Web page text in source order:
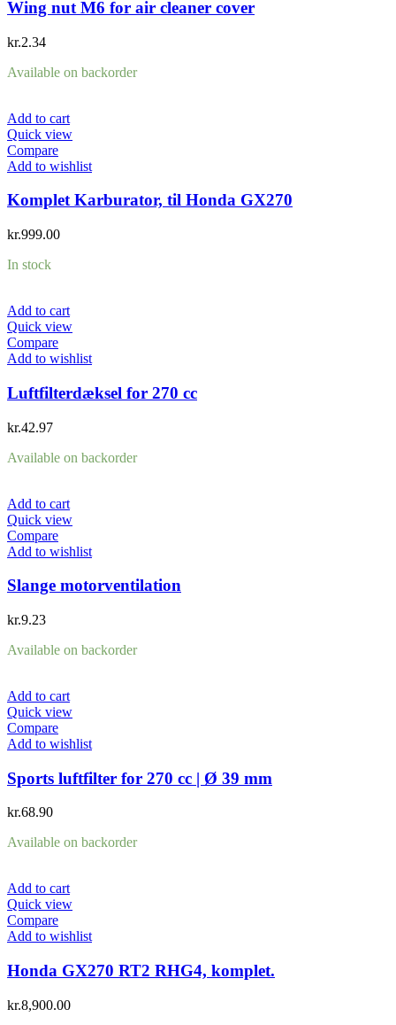
Wing nut M6 for air cleaner cover
kr.2.34
Available on backorder
Add to cart
Quick view
Compare
Add to wishlist
Komplet Karburator, til Honda GX270
kr.999.00
In stock
Add to cart
Quick view
Compare
Add to wishlist
Luftfilterdæksel for 270 cc
kr.42.97
Available on backorder
Add to cart
Quick view
Compare
Add to wishlist
Slange motorventilation
kr.9.23
Available on backorder
Add to cart
Quick view
Compare
Add to wishlist
Sports luftfilter for 270 cc | Ø 39 mm
kr.68.90
Available on backorder
Add to cart
Quick view
Compare
Add to wishlist
Honda GX270 RT2 RHG4, komplet.
kr.8,900.00